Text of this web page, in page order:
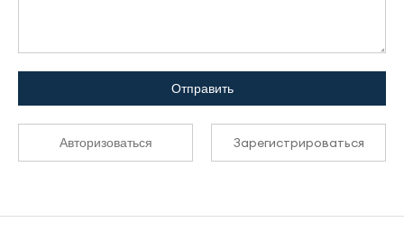
Отправить
Авторизоваться Зарегистрироваться